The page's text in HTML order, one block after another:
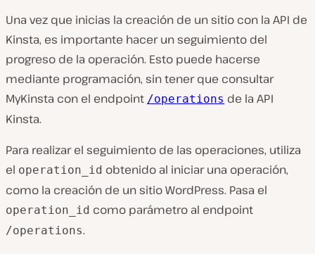
Una vez que inicias la creación de un sitio con la API de
Kinsta, es importante hacer un seguimiento del
progreso de la operación. Esto puede hacerse
mediante programación, sin tener que consultar
MyKinsta con el endpoint /operations de la API
Kinsta.
Para realizar el seguimiento de las operaciones, utiliza
el operation_id obtenido al iniciar una operación,
como la creación de un sitio WordPress. Pasa el
operation_id como parámetro al endpoint
/operations.